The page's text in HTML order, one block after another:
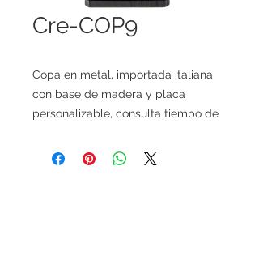
Cre-COP9
Copa en metal, importada italiana
con base de madera y placa
personalizable, consulta tiempo de